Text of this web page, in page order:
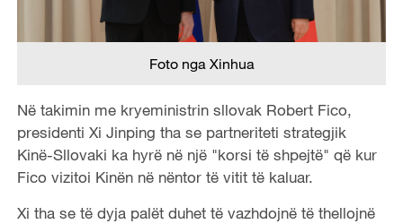
Foto nga Xinhua
Në takimin me kryeministrin sllovak Robert Fico,
presidenti Xi Jinping tha se partneriteti strategjik
Kinë-Sllovaki ka hyrë në një "korsi të shpejtë" që kur
Fico vizitoi Kinën në nëntor të vitit të kaluar.
Xi tha se të dyja palët duhet të vazhdojnë të thellojnë